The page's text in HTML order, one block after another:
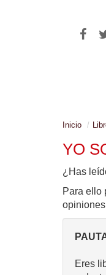
Inicio
YO
¿Has
Para ello
Eres